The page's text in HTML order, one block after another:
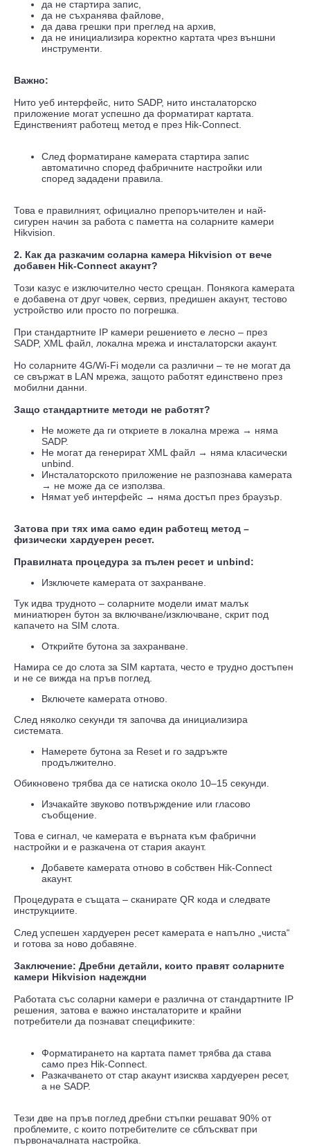
да не стартира запис,
да не съхранява файлове,
да дава грешки при преглед на архив,
да не инициализира коректно картата чрез външни
инструменти.
Важно:
Нито уеб интерфейс, нито SADP, нито инсталаторско
приложение могат успешно да форматират картата.
Единственият работещ метод е през Hik-Connect.
След форматиране камерата стартира запис
автоматично според фабричните настройки или
според зададени правила.
Това е правилният, официално препоръчителен и най-
сигурен начин за работа с паметта на соларните камери
Hikvision.
2. Как да разкачим соларна камера Hikvision от вече
добавен Hik-Connect акаунт?
Този казус е изключително често срещан. Понякога камерата
е добавена от друг човек, сервиз, предишен акаунт, тестово
устройство или просто по погрешка.
При стандартните IP камери решението е лесно – през
SADP, XML файл, локална мрежа и инсталаторски акаунт.
Но соларните 4G/Wi-Fi модели са различни – те не могат да
се свържат в LAN мрежа, защото работят единствено през
мобилни данни.
Защо стандартните методи не работят?
Не можете да ги откриете в локална мрежа → няма
SADP.
Не могат да генерират XML файл → няма класически
unbind.
Инсталаторското приложение не разпознава камерата
→ не може да се използва.
Нямат уеб интерфейс → няма достъп през браузър.
Затова при тях има само един работещ метод –
физически хардуерен ресет.
Правилната процедура за пълен ресет и unbind:
Изключете камерата от захранване.
Тук идва трудното – соларните модели имат малък
миниатюрен бутон за включване/изключване, скрит под
капачето на SIM слота.
Открийте бутона за захранване.
Намира се до слота за SIM картата, често е трудно достъпен
и не се вижда на пръв поглед.
Включете камерата отново.
След няколко секунди тя започва да инициализира
системата.
Намерете бутона за Reset и го задръжте
продължително.
Обикновено трябва да се натиска около 10–15 секунди.
Изчакайте звуково потвърждение или гласово
съобщение.
Това е сигнал, че камерата е върната към фабрични
настройки и е разкачена от стария акаунт.
Добавете камерата отново в собствен Hik-Connect
акаунт.
Процедурата е същата – сканирате QR кода и следвате
инструкциите.
След успешен хардуерен ресет камерата е напълно „чиста“
и готова за ново добавяне.
Заключение: Дребни детайли, които правят соларните
камери Hikvision надеждни
Работата със соларни камери е различна от стандартните IP
решения, затова е важно инсталаторите и крайни
потребители да познават спецификите:
Форматирането на картата памет трябва да става
само през Hik-Connect.
Разкачването от стар акаунт изисква хардуерен ресет,
а не SADP.
Тези две на пръв поглед дребни стъпки решават 90% от
проблемите, с които потребителите се сблъскват при
първоначалната настройка.